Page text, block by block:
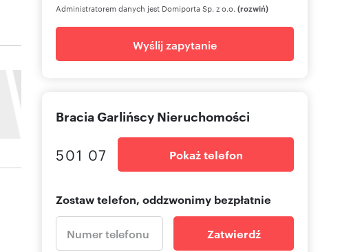
Administratorem danych jest Domiporta Sp. z o.o. (rozwiń)
Wyślij zapytanie
Bracia Garlińscy Nieruchomości
501 07 Pokaż telefon
Zostaw telefon, oddzwonimy bezpłatnie
Zatwierdź